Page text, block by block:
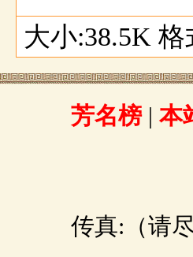
大小:38.5K 格
芳名榜| 本
传真:（请